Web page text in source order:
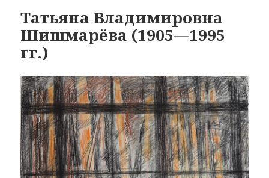
Татьяна Владимировна
Шишмарёва (1905—1995
гг.)